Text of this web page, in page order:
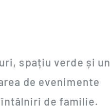
spațiu verde și un
de evenimente
de familie.